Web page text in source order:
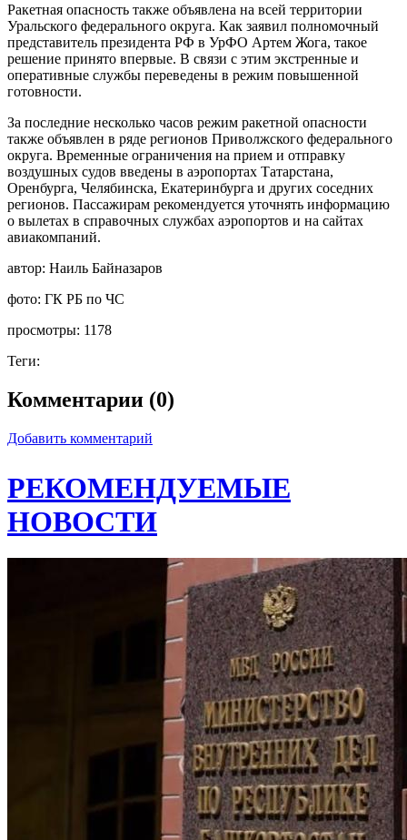
Ракетная опасность также объявлена на всей территории
Уральского федерального округа. Как заявил полномочный
представитель президента РФ в УрФО Артем Жога, такое
решение принято впервые. В связи с этим экстренные и
оперативные службы переведены в режим повышенной
готовности.
За последние несколько часов режим ракетной опасности
также объявлен в ряде регионов Приволжского федерального
округа. Временные ограничения на прием и отправку
воздушных судов введены в аэропортах Татарстана,
Оренбурга, Челябинска, Екатеринбурга и других соседних
регионов. Пассажирам рекомендуется уточнять информацию
о вылетах в справочных службах аэропортов и на сайтах
авиакомпаний.
автор: Наиль Байназаров
фото: ГК РБ по ЧС
просмотры: 1178
Теги:
Комментарии (0)
Добавить комментарий
РЕКОМЕНДУЕМЫЕ
НОВОСТИ